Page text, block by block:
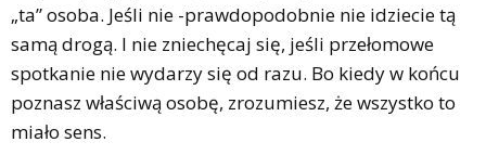
„ta” osoba. Jeśli nie -prawdopodobnie nie idziecie tą
samą drogą. I nie zniechęcaj się, jeśli przełomowe
spotkanie nie wydarzy się od razu. Bo kiedy w końcu
poznasz właściwą osobę, zrozumiesz, że wszystko to
miało sens.